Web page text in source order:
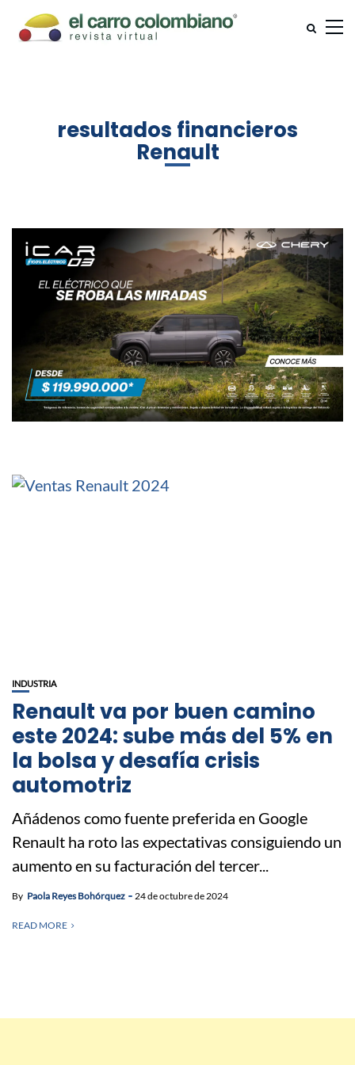
resultados financieros
Renault
INDUSTRIA
Renault va por buen camino
este 2024: sube más del 5% en
la bolsa y desafía crisis
automotriz
Añádenos como fuente preferida en Google
Renault ha roto las expectativas consiguiendo un
aumento en su facturación del tercer...
By Paola Reyes Bohórquez 24 de octubre de 2024
READ MORE